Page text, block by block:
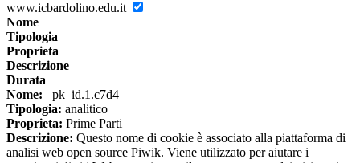
www.icbardolino.edu.it
Nome
Tipologia
Proprieta
Descrizione
Durata
Nome: _pk_id.1.c7d4
Tipologia: analitico
Proprieta: Prime Parti
Descrizione: Questo nome di cookie è associato alla piattaforma di
analisi web open source Piwik. Viene utilizzato per aiutare i